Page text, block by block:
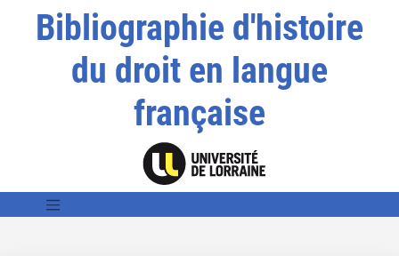
Bibliographie d'histoire
du droit en langue
française